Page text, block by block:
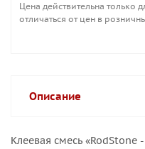
Цена действительна только
отличаться от цен в
Описание
Клеевая смесь «RodStone